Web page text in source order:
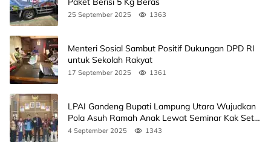
25 September 2025 1363
Menteri Sosial Sambut Positif Dukungan DPD RI
untuk Sekolah Rakyat
17 September 2025 1361
LPAI Gandeng Bupati Lampung Utara Wujudkan
Pola Asuh Ramah Anak Lewat Seminar Kak Seto,
Ini Jadwalnya
4 September 2025 1343